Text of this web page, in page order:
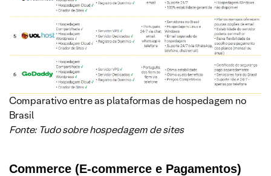
Comparativo entre as plataformas de hospedagem no
Brasil
Fonte: Tudo sobre hospedagem de sites
Commerce (E-commerce e Pagamentos)